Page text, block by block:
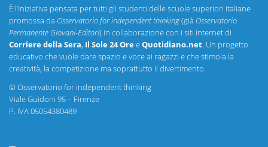
È l’iniziativa pensata per tutti gli studenti delle scuole superiori italiane
promossa da Osservatorio for independent thinking(già Osservatorio
Permanente Giovani-Editori) in collaborazione con i siti internet di
Corriere della Sera, Il Sole 24 OreeQuotidiano.net. Un progetto
educativo che vuole dare spazio e voce ai ragazzi e che stimola la
creatività, la competizione ma soprattutto il divertimento.
©Osservatorio for independent thinking
Viale Guidoni 95 – Firenze
P. IVA 05054380489